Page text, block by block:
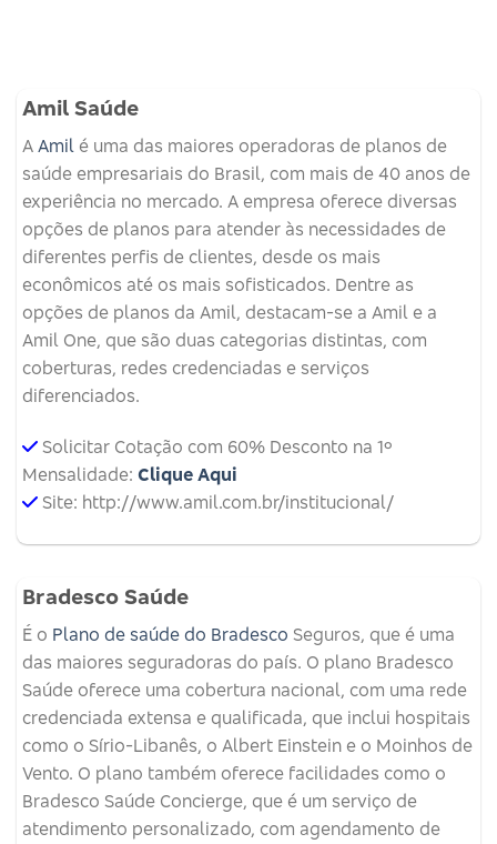
Amil Saúde
A Amil é uma das maiores operadoras de planos de
saúde empresariais do Brasil, com mais de 40 anos de
experiência no mercado. A empresa oferece diversas
opções de planos para atender às necessidades de
diferentes perfis de clientes, desde os mais
econômicos até os mais sofisticados. Dentre as
opções de planos da Amil, destacam-se a Amil e a
Amil One, que são duas categorias distintas, com
coberturas, redes credenciadas e serviços
diferenciados.
Solicitar Cotação com 60% Desconto na 1º
Mensalidade: Clique Aqui
Site: http://www.amil.com.br/institucional/
Bradesco Saúde
É o Plano de saúde do Bradesco Seguros, que é uma
das maiores seguradoras do país. O plano Bradesco
Saúde oferece uma cobertura nacional, com uma rede
credenciada extensa e qualificada, que inclui hospitais
como o Sírio-Libanês, o Albert Einstein e o Moinhos de
Vento. O plano também oferece facilidades como o
Bradesco Saúde Concierge, que é um serviço de
atendimento personalizado, com agendamento de